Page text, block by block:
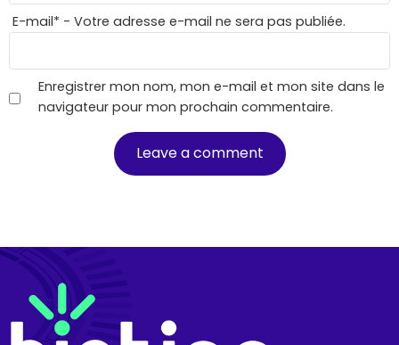
E-mail* - Votre adresse e-mail ne sera pas publiée.
Enregistrer mon nom, mon e-mail et mon site dans le
navigateur pour mon prochain commentaire.